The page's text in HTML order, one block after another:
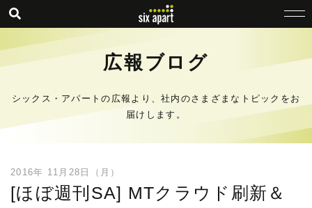
広報ブログ
シックス・アパートの広報より、社内のさまざまなトピックをお
届けします。
2016年 11月28日（月）
[ほぼ週刊SA] MTクラウド刷新＆